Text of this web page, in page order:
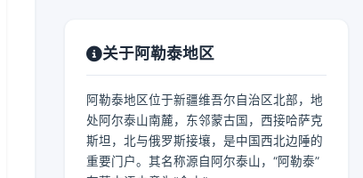
关于阿勒泰地区
阿勒泰地区位于新疆维吾尔自治区北部，地
处阿尔泰山南麓，东邻蒙古国，西接哈萨克
斯坦，北与俄罗斯接壤，是中国西北边陲的
重要门户。其名称源自阿尔泰山，“阿勒泰”